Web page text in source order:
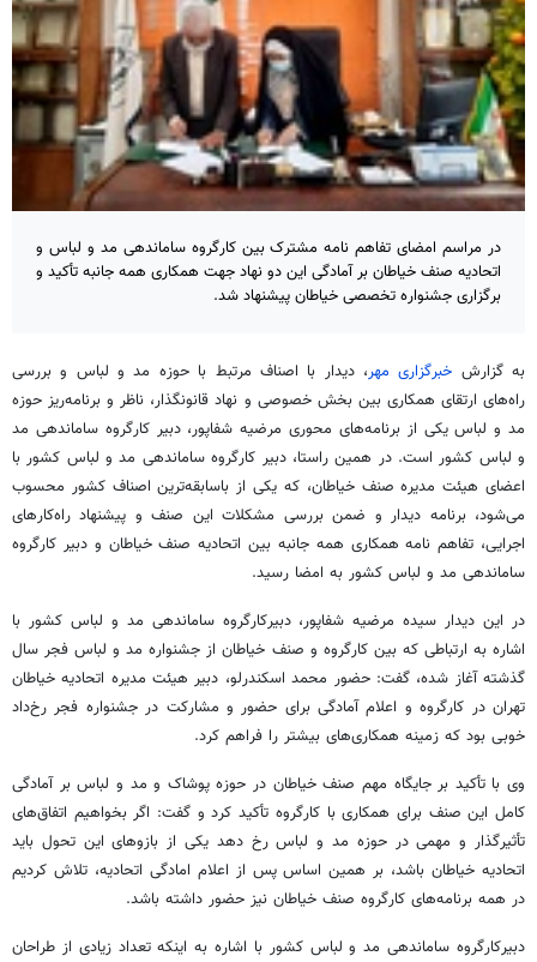
در مراسم امضای تفاهم نامه مشترک بین کارگروه ساماندهی مد و لباس و
اتحادیه صنف خیاطان بر آمادگی این دو نهاد جهت همکاری همه جانبه تأکید و
برگزاری جشنواره تخصصی خیاطان پیشنهاد شد.
به گزارش خبرگزاری مهر، دیدار با اصناف مرتبط با حوزه مد و لباس و بررسی
راه‌های ارتقای همکاری بین بخش خصوصی و نهاد قانونگذار، ناظر و برنامه‌ریز حوزه
مد و لباس یکی از برنامه‌های محوری مرضیه شفاپور، دبیر کارگروه ساماندهی مد
و لباس کشور است. در همین راستا، دبیر کارگروه ساماندهی مد و لباس کشور با
اعضای هیئت مدیره صنف خیاطان، که یکی از باسابقه‌ترین اصناف کشور محسوب
می‌شود، برنامه دیدار و ضمن بررسی مشکلات این صنف و پیشنهاد راه‌کارهای
اجرایی، تفاهم نامه همکاری همه جانبه بین اتحادیه صنف خیاطان و دبیر کارگروه
ساماندهی مد و لباس کشور به امضا رسید.
در این دیدار سیده مرضیه شفاپور،دبیرکارگروه ساماندهی مد و لباس کشور با
اشاره به ارتباطی که بین کارگروه و صنف خیاطان از جشنواره مد و لباس فجر سال
گذشته آغاز شده، گفت: حضور محمد اسکندرلو، دبیر هیئت مدیره اتحادیه خیاطان
تهران در کارگروه و اعلام آمادگی برای حضور و مشارکت در جشنواره فجر رخ‌داد
خوبی بود که زمینه همکاری‌های بیشتر را فراهم کرد.
وی با تأکید بر جایگاه مهم صنف خیاطان در حوزه پوشاک و مد و لباس بر آمادگی
کامل این صنف برای همکاری با کارگروه تأکید کرد و گفت: اگر بخواهیم اتفاق‌های
تأثیرگذار و مهمی در حوزه مد و لباس رخ دهد یکی از بازوهای این تحول باید
اتحادیه خیاطان باشد، بر همین اساس پس از اعلام امادگی اتحادیه، تلاش کردیم
در همه برنامه‌های کارگروه صنف خیاطان نیز حضور داشته باشد.
دبیرکارگروه ساماندهی مد و لباس کشور با اشاره به اینکه تعداد زیادی از طراحان